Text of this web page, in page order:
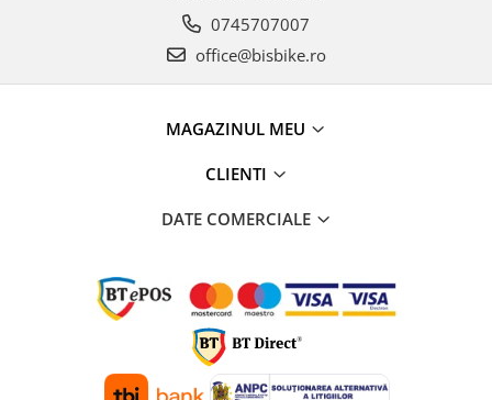
0745707007
office@bisbike.ro
MAGAZINUL MEU
CLIENTI
DATE COMERCIALE